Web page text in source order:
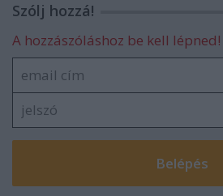
Szólj hozzá!
A hozzászóláshoz be kell lépned!